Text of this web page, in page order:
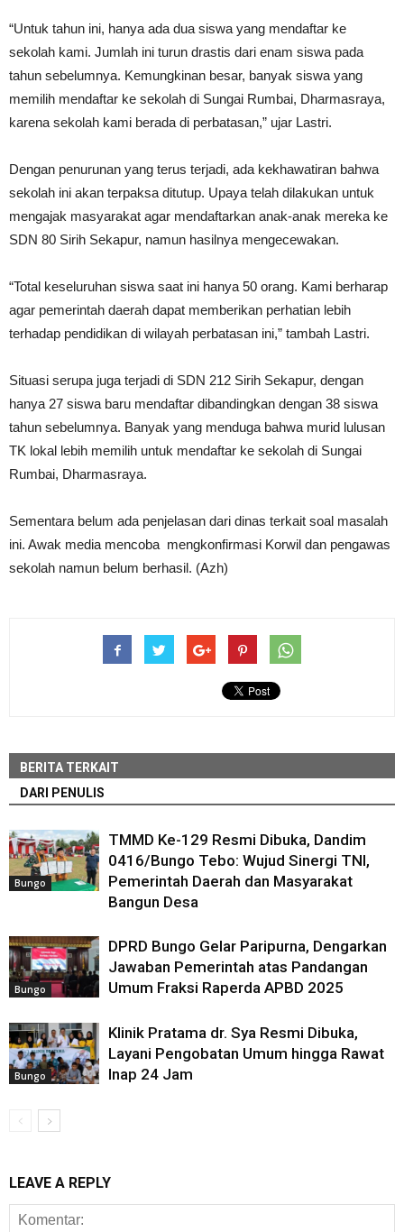
“Untuk tahun ini, hanya ada dua siswa yang mendaftar ke
sekolah kami. Jumlah ini turun drastis dari enam siswa pada
tahun sebelumnya. Kemungkinan besar, banyak siswa yang
memilih mendaftar ke sekolah di Sungai Rumbai, Dharmasraya,
karena sekolah kami berada di perbatasan,” ujar Lastri.
Dengan penurunan yang terus terjadi, ada kekhawatiran bahwa
sekolah ini akan terpaksa ditutup. Upaya telah dilakukan untuk
mengajak masyarakat agar mendaftarkan anak-anak mereka ke
SDN 80 Sirih Sekapur, namun hasilnya mengecewakan.
“Total keseluruhan siswa saat ini hanya 50 orang. Kami berharap
agar pemerintah daerah dapat memberikan perhatian lebih
terhadap pendidikan di wilayah perbatasan ini,” tambah Lastri.
Situasi serupa juga terjadi di SDN 212 Sirih Sekapur, dengan
hanya 27 siswa baru mendaftar dibandingkan dengan 38 siswa
tahun sebelumnya. Banyak yang menduga bahwa murid lulusan
TK lokal lebih memilih untuk mendaftar ke sekolah di Sungai
Rumbai, Dharmasraya.
Sementara belum ada penjelasan dari dinas terkait soal masalah
ini. Awak media mencoba mengkonfirmasi Korwil dan pengawas
sekolah namun belum berhasil. (Azh)
BERITA TERKAIT
DARI PENULIS
Bungo
TMMD Ke-129 Resmi Dibuka, Dandim
0416/Bungo Tebo: Wujud Sinergi TNI,
Pemerintah Daerah dan Masyarakat
Bangun Desa
Bungo
DPRD Bungo Gelar Paripurna, Dengarkan
Jawaban Pemerintah atas Pandangan
Umum Fraksi Raperda APBD 2025
Bungo
Klinik Pratama dr. Sya Resmi Dibuka,
Layani Pengobatan Umum hingga Rawat
Inap 24 Jam
LEAVE A REPLY